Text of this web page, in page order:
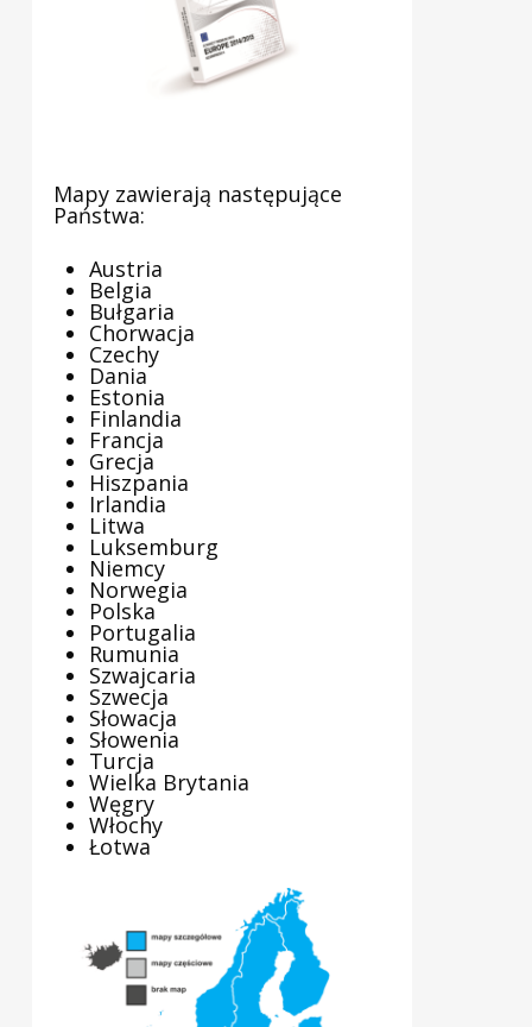
Mapy zawierają następujące
Państwa:
Austria
Belgia
Bułgaria
Chorwacja
Czechy
Dania
Estonia
Finlandia
Francja
Grecja
Hiszpania
Irlandia
Litwa
Luksemburg
Niemcy
Norwegia
Polska
Portugalia
Rumunia
Szwajcaria
Szwecja
Słowacja
Słowenia
Turcja
Wielka Brytania
Węgry
Włochy
Łotwa